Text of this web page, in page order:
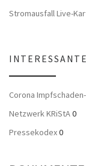
Stromausfall Live-
Corona
Netzwerk KRiStA0
Pressekodex0